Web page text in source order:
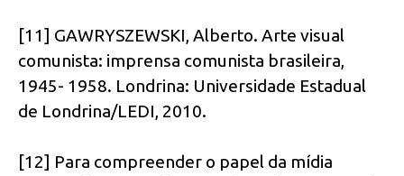
[11] GAWRYSZEWSKI, Alberto. Arte visual
comunista: imprensa comunista brasileira,
1945- 1958. Londrina: Universidade Estadual
de Londrina/LEDI, 2010.
[12] Para compreender o papel da mídia